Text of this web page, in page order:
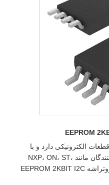
قطعات الکترونیکی دارد و با
برخی از برندهای سازنده و توزیع کنندگان مانند NXP، ON، ST،
AD، Microchip، TI، IC برای میکروتراشه EEPROM 2KBIT I2C